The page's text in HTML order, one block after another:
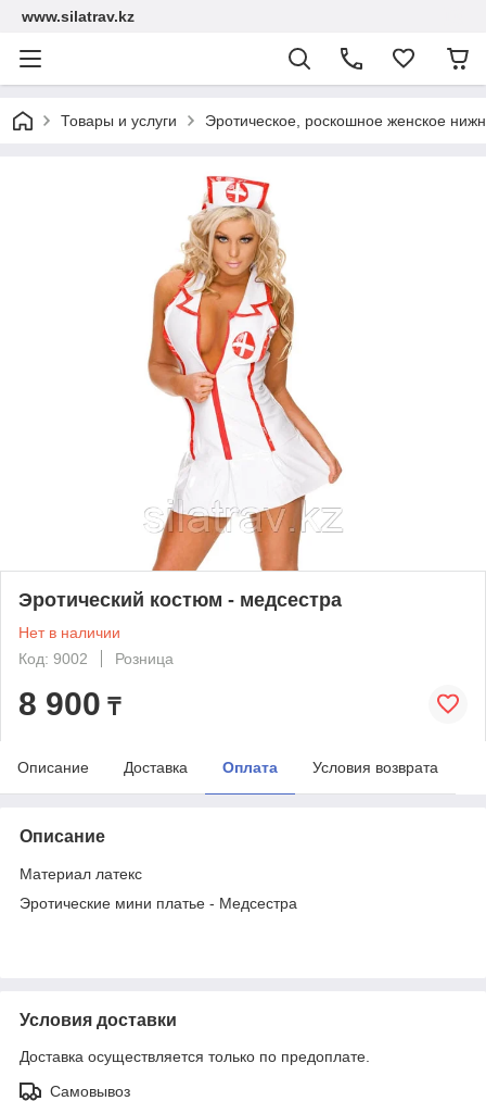
www.silatrav.kz
Товары и услуги Эротическое, роскошное женское
Эротический костюм - медсестра
Нет в наличии
Код: 9002
Розница
8 900 ₸
Описание Доставка Оплата Условия возврата
Описание
Материал латекс
Эротические мини платье - Медсестра
Условия доставки
Доставка осуществляется только по предоплате.
Самовывоз